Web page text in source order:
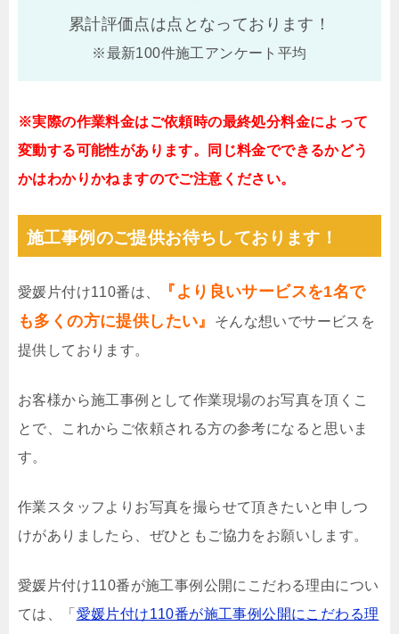
累計評価点は点となっております！
※最新100件施工アンケート平均
※実際の作業料金はご依頼時の最終処分料金によって
変動する可能性があります。同じ料金でできるかどう
かはわかりかねますのでご注意ください。
施工事例のご提供お待ちしております！
愛媛片付け110番は、
『より良いサービスを1名で
も多くの方に提供したい』
そんな想いでサービスを
提供しております。
お客様から施工事例として作業現場のお写真を頂くこ
とで、これからご依頼される方の参考になると思いま
す。
作業スタッフよりお写真を撮らせて頂きたいと申しつ
けがありましたら、ぜひともご協力をお願いします。
愛媛片付け110番が施工事例公開にこだわる理由につい
ては、「 愛媛片付け110番が施工事例公開にこだわる理